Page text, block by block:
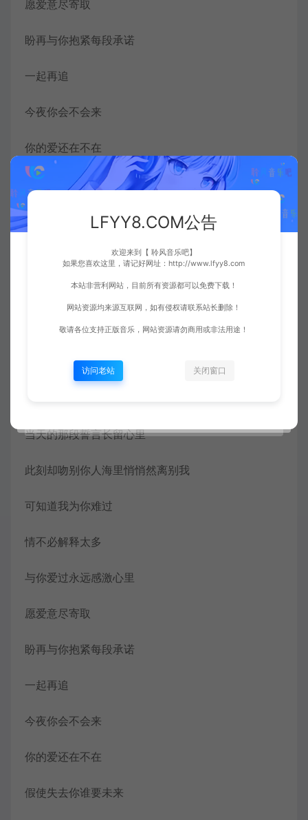
愿爱意尽寄取
盼再与你抱紧每段承诺
一起再追
今夜你会不会来
你的爱还在不在
假使失去你谁要未来
谁愿芳心离开
你的爱还在不在
只想拥有你同到未来
陪伴着我相爱
当天的那段誓言长留心里
此刻却吻别你人海里悄悄然离别我
可知道我为你难过
情不必解释太多
与你爱过永远感激心里
愿爱意尽寄取
盼再与你抱紧每段承诺
一起再追
今夜你会不会来
你的爱还在不在
假使失去你谁要未来
LFYY8.COM公告
欢迎来到【 聆风音乐吧】
如果您喜欢这里，请记好网址：http://www.lfyy8.com
本站非营利网站，目前所有资源都可以免费下载！
网站资源均来源互联网，如有侵权请联系站长删除！
敬请各位支持正版音乐，网站资源请勿商用或非法用途！
访问老站 关闭窗口